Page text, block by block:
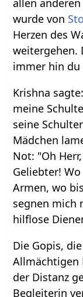
allen
wurde von
Herzen des
weitergehen.
immer hin
Krishna
meine
seine
Mädchen
Not: "Oh
Geliebter!
Armen, wo
segnen mich
hilflose
Die Gopis,
Allmächtigen
der Distanz
Begleiterin